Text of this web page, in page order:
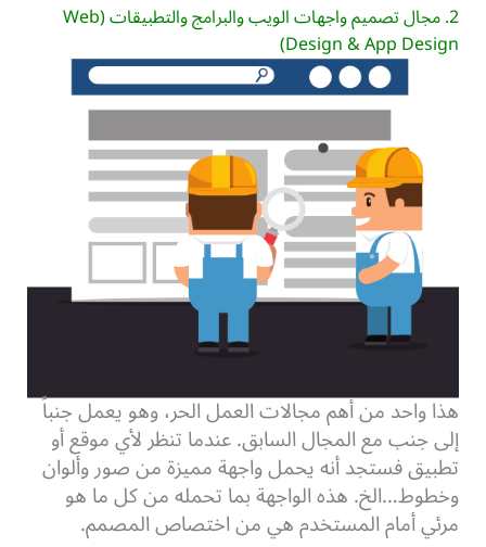
2. مجال تصميم واجهات الويب والبرامج والتطبيقات (Web
Design & App Design)
هذا واحد من أهم مجالات العمل الحر، وهو يعمل جنباً
إلى جنب مع المجال السابق. عندما تنظر لأي موقع أو
تطبيق فستجد أنه يحمل واجهة مميزة من صور وألوان
وخطوط…الخ. هذه الواجهة بما تحمله من كل ما هو
مرئي أمام المستخدم هي من اختصاص المصمم.